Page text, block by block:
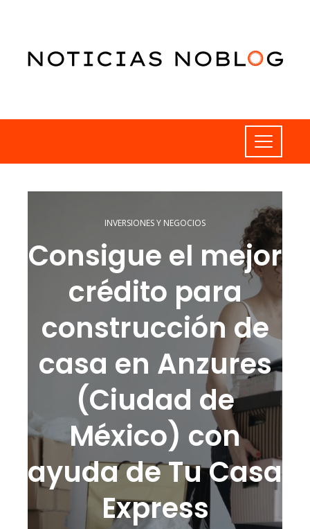
INVERSIONES Y NEGOCIOS
Consigue el mejor
crédito para
construcción de
casa en Anzures
(Ciudad de
México) con
ayuda de Tu Casa
Express